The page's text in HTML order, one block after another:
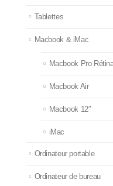
Tablettes
Macbook & iMac
Macbook Pro
Macbook Air
Macbook 12″
iMac
Ordinateur portable
Ordinateur de bureau